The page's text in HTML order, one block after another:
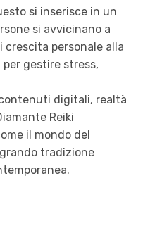
si inserisce in un
si avvicinano a
crescita personale alla
gestire stress,
digitali, realtà
Reiki
il mondo del
tradizione